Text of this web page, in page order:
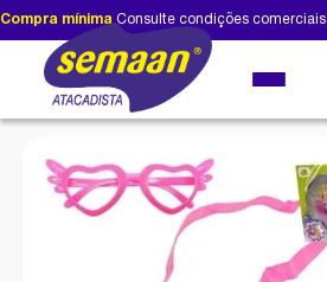
Compra mínima Consulte condições comerciais